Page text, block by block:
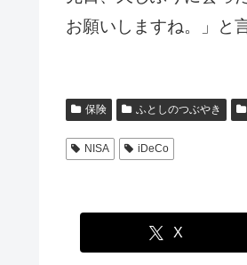
お願いしますね。」と
保険 ふとしのつぶやき
NISA iDeCo
X